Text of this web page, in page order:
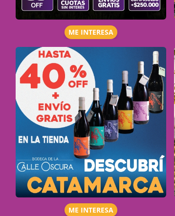
ME INTERESA
ME INTERESA